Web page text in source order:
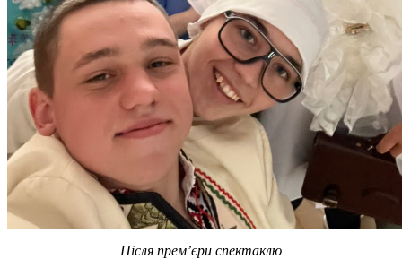
Після прем’єри спектаклю